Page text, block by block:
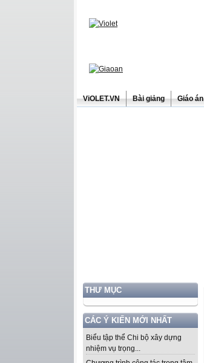
ViOLET.VN Bài giảng Giáo án
THƯ MỤC
CÁC Ý KIẾN MỚI NHẤT
Biểu tập thể Chi bộ xây dựng
nhiệm vụ trọng...